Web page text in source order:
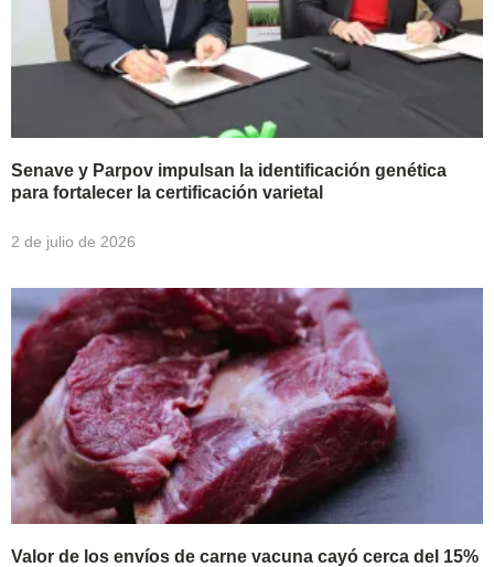
Senave y Parpov impulsan la identificación genética
para fortalecer la certificación varietal
2 de julio de 2026
Valor de los envíos de carne vacuna cayó cerca del 15%